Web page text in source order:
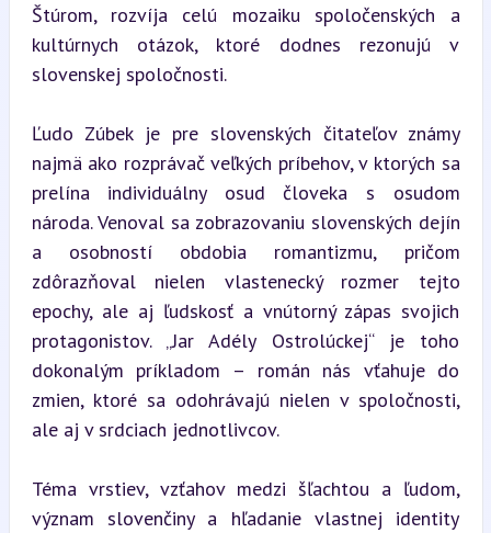
Štúrom, rozvíja celú mozaiku spoločenských a
kultúrnych otázok, ktoré dodnes rezonujú v
slovenskej spoločnosti.
Ľudo Zúbek je pre slovenských čitateľov známy
najmä ako rozprávač veľkých príbehov, v ktorých sa
prelína individuálny osud človeka s osudom
národa. Venoval sa zobrazovaniu slovenských dejín
a osobností obdobia romantizmu, pričom
zdôrazňoval nielen vlastenecký rozmer tejto
epochy, ale aj ľudskosť a vnútorný zápas svojich
protagonistov. „Jar Adély Ostrolúckej“ je toho
dokonalým príkladom – román nás vťahuje do
zmien, ktoré sa odohrávajú nielen v spoločnosti,
ale aj v srdciach jednotlivcov.
Téma vrstiev, vzťahov medzi šľachtou a ľudom,
význam slovenčiny a hľadanie vlastnej identity